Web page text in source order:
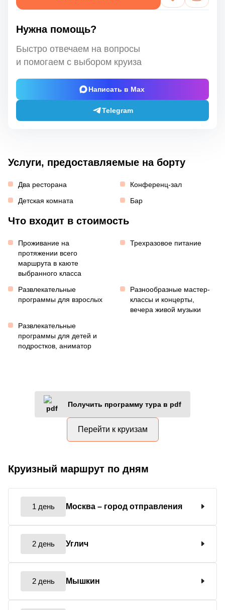
Нужна помощь?
Быстро отвечаем на вопросы
и помогаем с выбором круиза
Написать в Max
Telegram
Услуги, предоставляемые на борту
Два ресторана
Конференц-зал
Детская комната
Бар
Что входит в стоимость
Проживание на
протяжении всего
маршрута в каюте
выбранного класса
Трехразовое питание
Развлекательные
программы для взрослых
Разнообразные мастер-
классы и концерты,
вечера живой музыки
Развлекательные
программы для детей и
подростков, аниматор
Получить программу тура в pdf
Перейти к круизам
Круизный маршрут по дням
1 день Москва – город отправления
2 день Углич
2 день Мышкин